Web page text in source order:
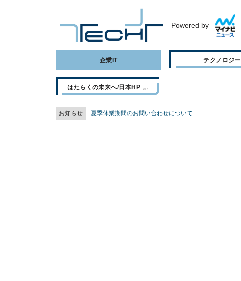
Powered by
企業IT テクノロジー
はたらくの未来へ/日本HP
お知らせ 夏季休業期間のお問い合わせについて